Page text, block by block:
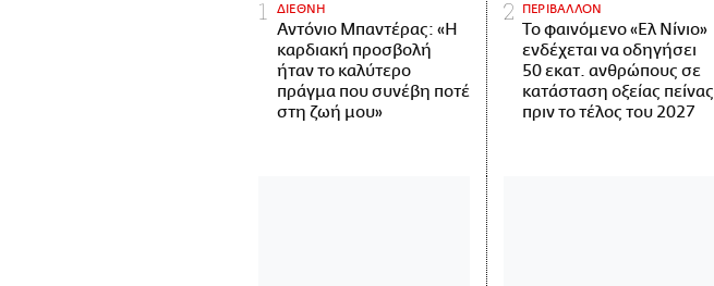
ΔΙΕΘΝΗ
Αντόνιο Μπαντέρας: «Η
καρδιακή προσβολή
ήταν το καλύτερο
πράγμα που συνέβη ποτέ
στη ζωή μου»
ΠΕΡΙΒΑΛΛΟΝ
Το φαινόμενο «Ελ Νίνιο»
ενδέχεται να οδηγήσει
50 εκατ. ανθρώπους σε
κατάσταση οξείας πείνας
πριν το τέλος του 2027